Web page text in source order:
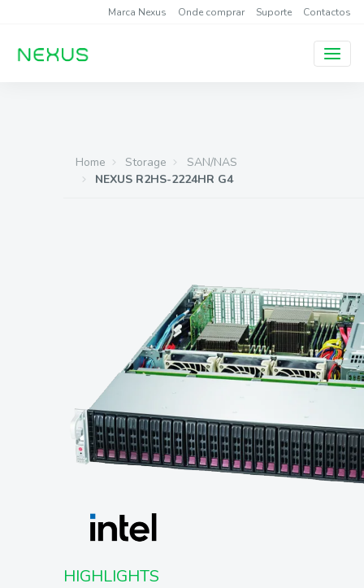
Marca Nexus Onde comprar Suporte Contactos
Home Storage
SAN/NAS
NEXUS R2HS-2224HR G4
HIGHLIGHTS